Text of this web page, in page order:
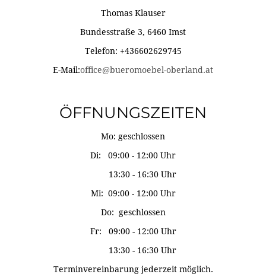
Thomas Klauser
Bundesstraße 3, 6460 Imst
Telefon: +436602629745
E-Mail:office@bueromoebel-oberland.at
ÖFFNUNGSZEITEN
Mo: geschlossen
Di: 09:00 - 12:00 Uhr
13:30 - 16:30 Uhr
Mi: 09:00 - 12:00 Uhr
Do: geschlossen
Fr: 09:00 - 12:00 Uhr
13:30 - 16:30 Uhr
Terminvereinbarung jederzeit möglich.